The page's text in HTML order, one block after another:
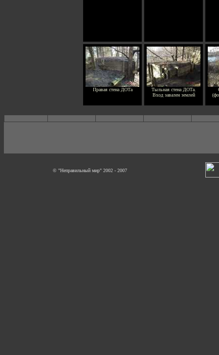
Правая стена ДОТа
Тыльная стена ДОТа.
Вход завален землей
© "Неправильный мир" 2002 - 2007